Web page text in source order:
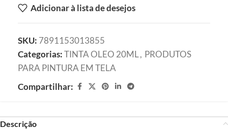
Adicionar à lista de desejos
SKU: 7891153013855
Categorias:TINTA OLEO 20ML, PRODUTOS
PARA PINTURA EM TELA
Compartilhar:
Descrição